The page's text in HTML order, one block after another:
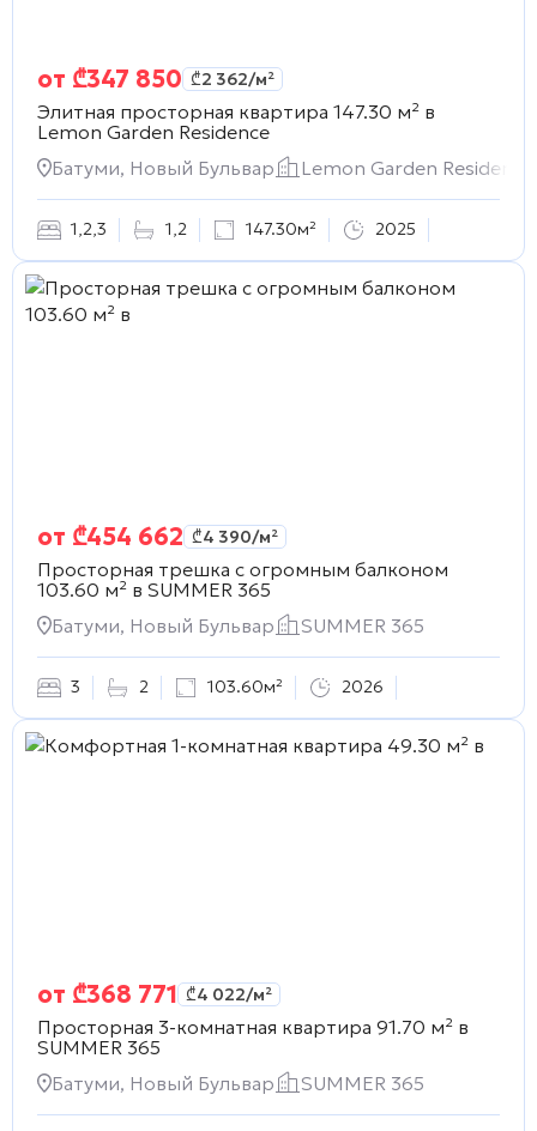
от ₾347 850 ₾2 362/м²
Элитная просторная квартира 147.30 м² в
Lemon Garden Residence
Батуми, Новый Бульвар
Lemon Garden Residence
1,2,3 1,2 147.30м² 2025
от ₾454 662 ₾4 390/м²
Просторная трешка с огромным балконом
103.60 м² в SUMMER 365
Батуми, Новый Бульвар
SUMMER 365
3 2 103.60м² 2026
от ₾368 771 ₾4 022/м²
Просторная 3-комнатная квартира 91.70 м² в
SUMMER 365
Батуми, Новый Бульвар
SUMMER 365